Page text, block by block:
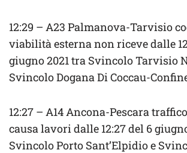
12:29 – A23 Palmanova-Tarvisio
viabilità esterna non riceve dalle
giugno 2021 tra Svincolo Tarvisio
Svincolo Dogana Di Coccau-
12:27 – A14 Ancona-Pescara
causa lavori dalle 12:27 del 6
Svincolo Porto Sant’Elpidio e